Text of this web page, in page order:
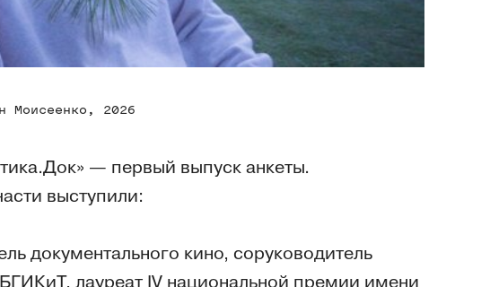
Моисеенко, 2026
— первый выпуск анкеты.
выступили:
документального кино, соруководитель